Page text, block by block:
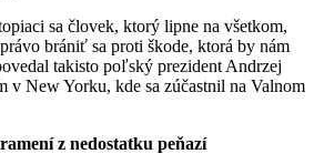
sa človek, ktorý lipne na všetkom,
brániť sa proti škode, ktorá by nám
takisto poľský prezident Andrzej
v New Yorku, kde sa zúčastnil na Valnom
z nedostatku peňazí